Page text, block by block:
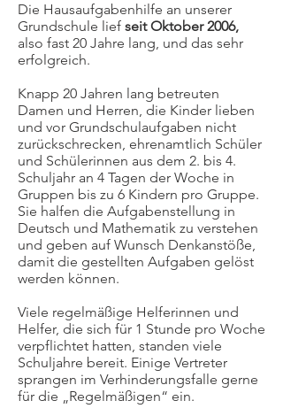
Die Hausaufgabenhilfe an unserer
Grundschule lief seit Oktober 2006,
also fast 20 Jahre lang, und das sehr
erfolgreich.
Knapp 20 Jahren lang betreuten
Damen und Herren, die Kinder lieben
und vor Grundschulaufgaben nicht
zurückschrecken, ehrenamtlich Schüler
und Schülerinnen aus dem 2. bis 4.
Schuljahr an 4 Tagen der Woche in
Gruppen bis zu 6 Kindern pro Gruppe.
Sie halfen die Aufgabenstellung in
Deutsch und Mathematik zu verstehen
und geben auf Wunsch Denkanstöße,
damit die gestellten Aufgaben gelöst
werden können.
Viele regelmäßige Helferinnen und
Helfer, die sich für 1 Stunde pro Woche
verpflichtet hatten, standen viele
Schuljahre bereit. Einige Vertreter
sprangen im Verhinderungsfalle gerne
für die „Regelmäßigen“ ein.